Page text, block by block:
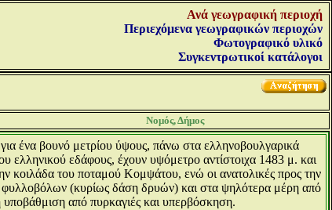
Ανά γεωγραφική περιοχή
Περιεχόμενα γεωγραφικών περιοχών
Φωτογραφικό υλικό
Συγκεντρωτικοί κατάλογοι
Νομός, Δήμος
για ένα βουνό μετρίου ύψους, πάνω στα ελληνοβουλγαρικά
ελληνικού εδάφους, έχουν υψόμετρο αντίστοιχα 1483 μ. και
κοιλάδα του ποταμού Κομψάτου, ενώ οι ανατολικές προς την
(κυρίως δάση δρυών) και στα ψηλότερα μέρη από
από πυρκαγιές και υπερβόσκηση.